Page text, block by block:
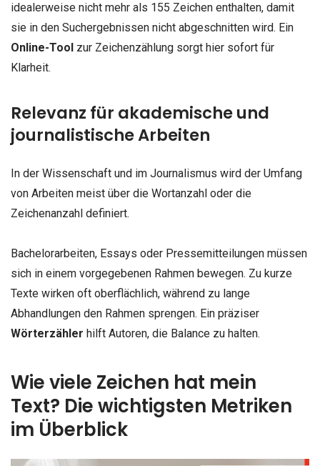
idealerweise nicht mehr als 155 Zeichen enthalten, damit
sie in den Suchergebnissen nicht abgeschnitten wird. Ein
Online-Tool zur Zeichenzählung sorgt hier sofort für
Klarheit.
Relevanz für akademische und
journalistische Arbeiten
In der Wissenschaft und im Journalismus wird der Umfang
von Arbeiten meist über die Wortanzahl oder die
Zeichenanzahl definiert.
Bachelorarbeiten, Essays oder Pressemitteilungen müssen
sich in einem vorgegebenen Rahmen bewegen. Zu kurze
Texte wirken oft oberflächlich, während zu lange
Abhandlungen den Rahmen sprengen. Ein präziser
Wörterzähler hilft Autoren, die Balance zu halten.
Wie viele Zeichen hat mein
Text? Die wichtigsten Metriken
im Überblick